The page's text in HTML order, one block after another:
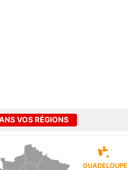
VOS RÉGIONS
GUADELOUPE